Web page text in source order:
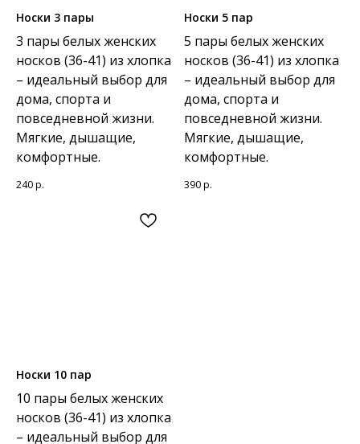
Носки 3 пары
3 пары белых женских
носков (36-41) из хлопка
– идеальный выбор для
дома, спорта и
повседневной жизни.
Мягкие, дышащие,
комфортные.
240р.
Носки 5 пар
5 пары белых женских
носков (36-41) из хлопка
– идеальный выбор для
дома, спорта и
повседневной жизни.
Мягкие, дышащие,
комфортные.
390р.
Носки 10 пар
10 пары белых женских
носков (36-41) из хлопка
– идеальный выбор для